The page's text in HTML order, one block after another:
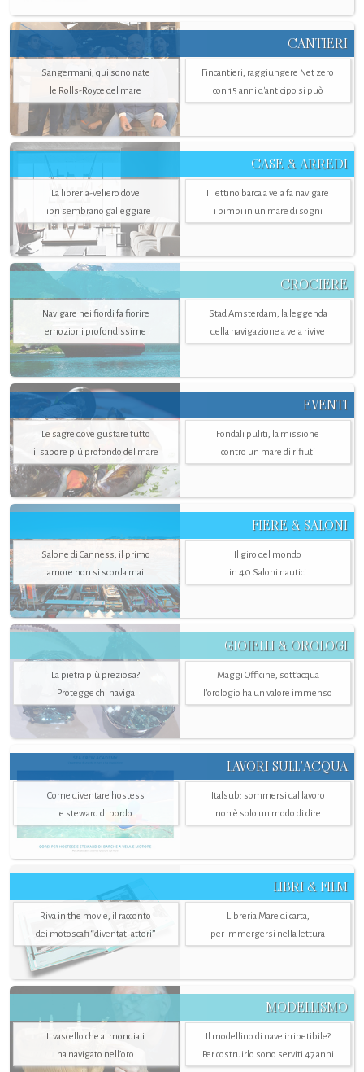
CANTIERI
Sangermani, qui sono nate
le Rolls-Royce del mare
Fincantieri, raggiungere Net zero
con 15 anni d'anticipo si può
CASE & ARREDI
La libreria-veliero dove
i libri sembrano galleggiare
Il lettino barca a vela fa navigare
i bimbi in un mare di sogni
CROCIERE
Navigare nei fiordi fa fiorire
emozioni profondissime
Stad Amsterdam, la leggenda
della navigazione a vela rivive
EVENTI
Le sagre dove gustare tutto
il sapore più profondo del mare
Fondali puliti, la missione
contro un mare di rifiuti
FIERE & SALONI
Salone di Canness, il primo
amore non si scorda mai
Il giro del mondo
in 40 Saloni nautici
GIOIELLI & OROLOGI
La pietra più preziosa?
Protegge chi naviga
Maggi Officine, sott’acqua
l'orologio ha un valore immenso
LAVORI SULL’ACQUA
Come diventare hostess
e steward di bordo
Italsub: sommersi dal lavoro
non è solo un modo di dire
LIBRI & FILM
Riva in the movie, il racconto
dei motoscafi “diventati attori”
Libreria Mare di carta,
per immergersi nella lettura
MODELLISMO
Il vascello che ai mondiali
ha navigato nell’oro
Il modellino di nave irripetibile?
Per costruirlo sono serviti 47 anni